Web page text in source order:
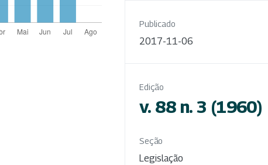
Publicado
2017-11-06
Edição
v. 88 n. 3 (1960)
Seção
Legislação